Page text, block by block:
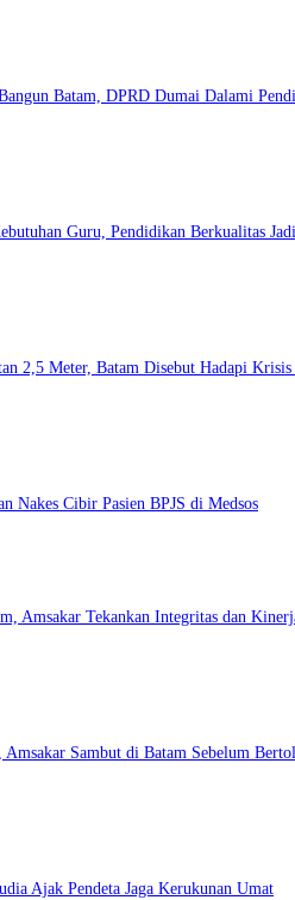
Batam, DPRD Dumai Dalami
Guru, Pendidikan Berkualitas Jadi
2,5 Meter, Batam Disebut Hadapi
Nakes Cibir Pasien BPJS di Medsos
Amsakar Tekankan Integritas dan
Sambut di Batam Sebelum
Ajak Pendeta Jaga Kerukunan Umat